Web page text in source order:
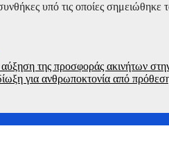
υπό τις οποίες
της προσφοράς ακινήτων
για ανθρωποκτονία από